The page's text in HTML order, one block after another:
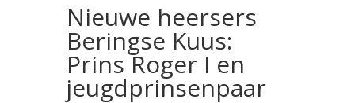
Nieuwe heersers
Beringse Kuus:
Prins Roger I en
jeugdprinsenpaar